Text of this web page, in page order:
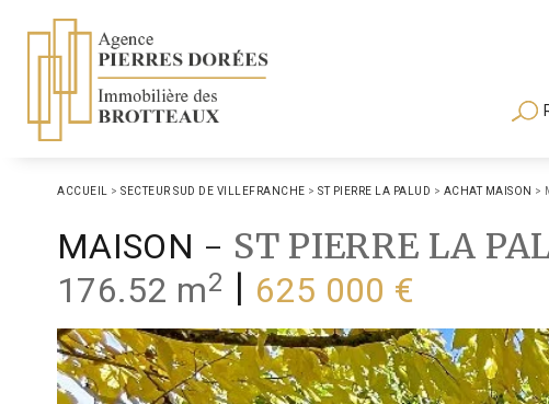
ACCUEIL > SECTEUR SUD DE VILLEFRANCHE > ST PIERRE LA PALUD > ACHAT MAISON >
MAISON - ST PIERRE LA
176.52 m2 625 000 €